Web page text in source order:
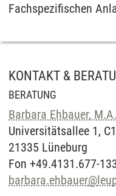
Fachspezifischen
KONTAKT &
BERATUNG
Barbara Ehbauer, M.A.
Universitätsallee 1,
21335 Lüneburg
Fon +49.4131.677-
barbara.ehbauer@